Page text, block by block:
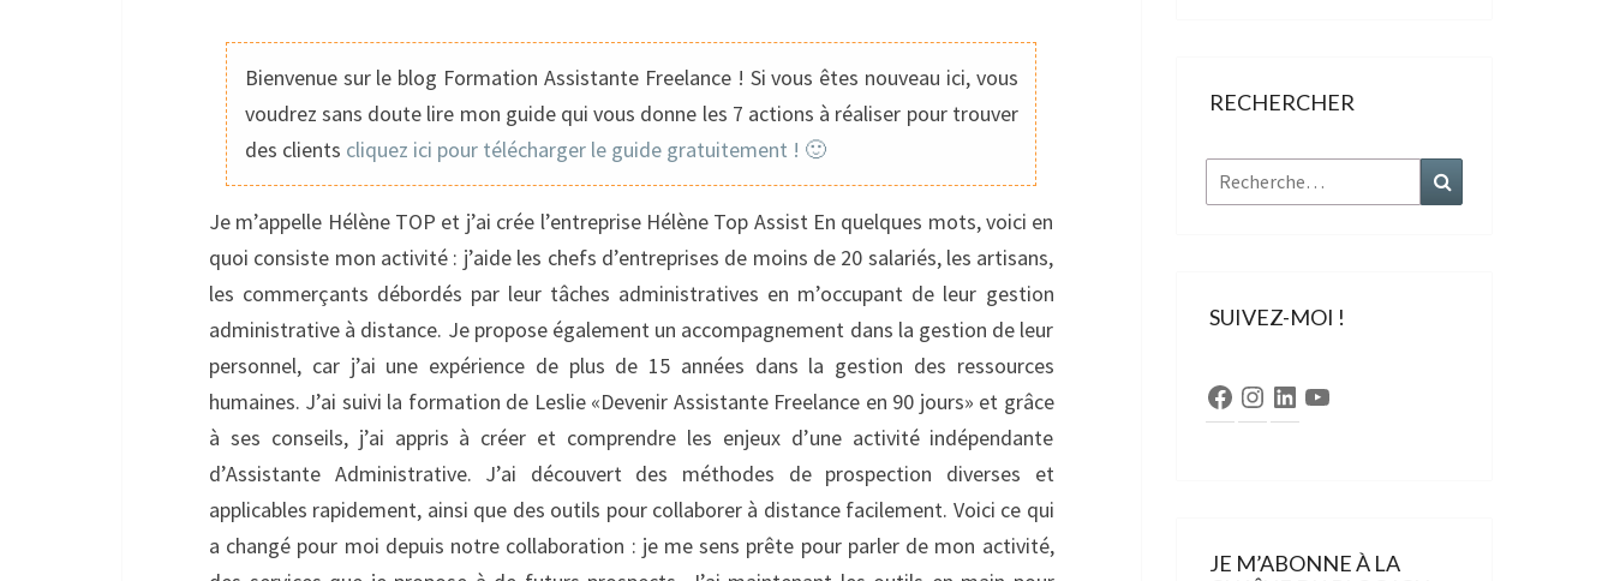
SENT
ACCOMPAGNÉES
DURANT
90
JOURS
Bienvenue sur le blog Formation Assistante Freelance ! Si vous êtes nouveau ici, vous
voudrez sans doute lire mon guide qui vous donne les 7 actions à réaliser pour trouver
des clients cliquez ici pour télécharger le guide gratuitement ! 🙂
Je m’appelle Hélène TOP et j’ai crée l’entreprise Hélène Top Assist En quelques mots, voici en
quoi consiste mon activité : j’aide les chefs d’entreprises de moins de 20 salariés, les artisans,
les commerçants débordés par leur tâches administratives en m’occupant de leur gestion
administrative à distance. Je propose également un accompagnement dans la gestion de leur
personnel, car j’ai une expérience de plus de 15 années dans la gestion des ressources
humaines. J’ai suivi la formation de Leslie «Devenir Assistante Freelance en 90 jours» et grâce
à ses conseils, j’ai appris à créer et comprendre les enjeux d’une activité indépendante
d’Assistante Administrative. J’ai découvert des méthodes de prospection diverses et
applicables rapidement, ainsi que des outils pour collaborer à distance facilement. Voici ce qui
a changé pour moi depuis notre collaboration : je me sens prête pour parler de mon activité,
RECHERCHER
Rechercher :
SUIVEZ-MOI !
Facebook
Instagram
LinkedInYouTube
JE M’ABONNE À LA